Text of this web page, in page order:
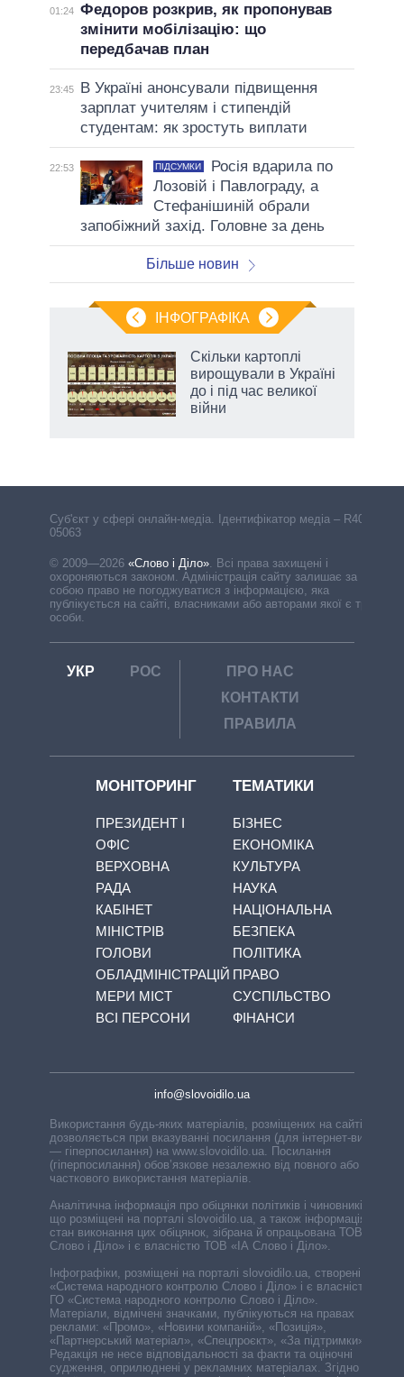
01:24 Федоров розкрив, як пропонував
змінити мобілізацію: що
передбачав план
23:45
В Україні анонсували підвищення
зарплат учителям і стипендій
студентам: як зростуть виплати
22:53 ПІДСУМКИ
Росія вдарила по
Лозовій і Павлограду, а
Стефанішиній обрали
запобіжний захід. Головне за день
Більше новин
ІНФОГРАФІКА
Скільки картоплі
вирощували в Україні
до і під час великої
війни
Cуб'єкт у сфері онлайн-медіа. Ідентифікатор медіа – R40-
05063
© 2009—2026 «Слово і Діло». Всі права захищені і
охороняються законом. Адміністрація сайту залишає за
собою право не погоджуватися з інформацією, яка
публікується на сайті, власниками або авторами якої є треті
особи.
УКР РОС
ПРО НАС
КОНТАКТИ
ПРАВИЛА
МОНІТОРИНГ
ПРЕЗИДЕНТ І
ОФІС
ВЕРХОВНА
РАДА
КАБІНЕТ
МІНІСТРІВ
ГОЛОВИ
ОБЛАДМІНІСТРАЦІЙ
МЕРИ МІСТ
ВСІ ПЕРСОНИ
ТЕМАТИКИ
БІЗНЕС
ЕКОНОМІКА
КУЛЬТУРА
НАУКА
НАЦІОНАЛЬНА
БЕЗПЕКА
ПОЛІТИКА
ПРАВО
СУСПІЛЬСТВО
ФІНАНСИ
info@slovoidilo.ua
Використання будь-яких матеріалів, розміщених на сайті,
дозволяється при вказуванні посилання (для інтернет-видань
— гіперпосилання) на www.slovoidilo.ua. Посилання
(гіперпосилання) обов’язкове незалежно від повного або
часткового використання матеріалів.
Аналітична інформація про обіцянки політиків і чиновників,
що розміщені на порталі slovoidilo.ua, а також інформація про
стан виконання цих обіцянок, зібрана й опрацьована ТОВ «ІА
Слово і Діло» і є власністю ТОВ «ІА Слово і Діло».
Інфографіки, розміщені на порталі slovoidilo.ua, створені ГО
«Система народного контролю Слово і Діло» і є власністю
ГО «Система народного контролю Слово і Діло».
Матеріали, відмічені значками, публікуються на правах
реклами: «Промо», «Новини компаній», «Позиція»,
«Партнерський матеріал», «Спецпроєкт», «За підтримки».
Редакція не несе відповідальності за факти та оціночні
судження, оприлюднені у рекламних матеріалах. Згідно з